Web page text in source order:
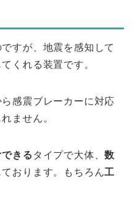
すが、地震を感知して
くれる装置です。
感震ブレーカーに対応
ません。
きる タイプで大体、数
おります。もちろん工